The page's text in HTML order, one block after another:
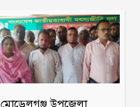
মোড়েলগঞ্জ উপজেলা